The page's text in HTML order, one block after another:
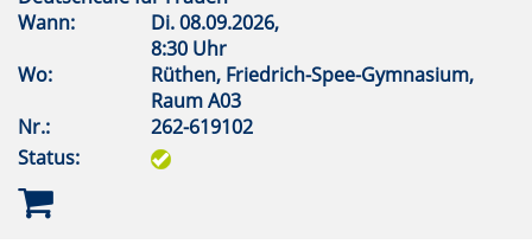
Wann:
Di.08.09.2026,
8:30 Uhr
Wo:
Rüthen, Friedrich-Spee-Gymnasium,
Raum A03
Nr.:
262-619102
Status: